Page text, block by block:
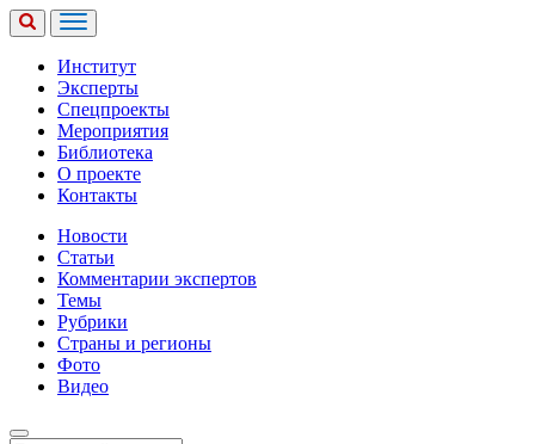
Институт
Эксперты
Спецпроекты
Мероприятия
Библиотека
О проекте
Контакты
Новости
Статьи
Комментарии экспертов
Темы
Рубрики
Страны и регионы
Фото
Видео